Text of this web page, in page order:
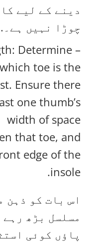
دینے کے لیے
چوڑا نہیں ہے۔.
Determine
which toe is the
Ensure there
one thumb’s
width of space
that toe, and
edge of the
insole.
اس بات کو ذہن
مسلسل بڑھ
پاؤں کوئی